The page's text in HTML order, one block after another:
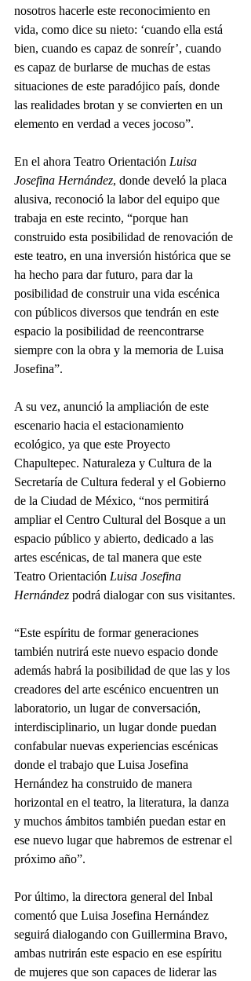
nosotros hacerle este reconocimiento en
vida, como dice su nieto: ‘cuando ella está
bien, cuando es capaz de sonreír’, cuando
es capaz de burlarse de muchas de estas
situaciones de este paradójico país, donde
las realidades brotan y se convierten en un
elemento en verdad a veces jocoso”.
En el ahora Teatro Orientación Luisa
Josefina Hernández, donde develó la placa
alusiva, reconoció la labor del equipo que
trabaja en este recinto, “porque han
construido esta posibilidad de renovación de
este teatro, en una inversión histórica que se
ha hecho para dar futuro, para dar la
posibilidad de construir una vida escénica
con públicos diversos que tendrán en este
espacio la posibilidad de reencontrarse
siempre con la obra y la memoria de Luisa
Josefina”.
A su vez, anunció la ampliación de este
escenario hacia el estacionamiento
ecológico, ya que este Proyecto
Chapultepec. Naturaleza y Cultura de la
Secretaría de Cultura federal y el Gobierno
de la Ciudad de México, “nos permitirá
ampliar el Centro Cultural del Bosque a un
espacio público y abierto, dedicado a las
artes escénicas, de tal manera que este
Teatro Orientación Luisa Josefina
Hernández podrá dialogar con sus visitantes.
“Este espíritu de formar generaciones
también nutrirá este nuevo espacio donde
además habrá la posibilidad de que las y los
creadores del arte escénico encuentren un
laboratorio, un lugar de conversación,
interdisciplinario, un lugar donde puedan
confabular nuevas experiencias escénicas
donde el trabajo que Luisa Josefina
Hernández ha construido de manera
horizontal en el teatro, la literatura, la danza
y muchos ámbitos también puedan estar en
ese nuevo lugar que habremos de estrenar el
próximo año”.
Por último, la directora general del Inbal
comentó que Luisa Josefina Hernández
seguirá dialogando con Guillermina Bravo,
ambas nutrirán este espacio en ese espíritu
de mujeres que son capaces de liderar las